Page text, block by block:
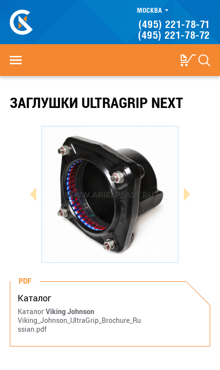
МОСКВА
(495) 221-78-71
(495) 221-78-72
ЗАГЛУШКИ ULTRAGRIP NEXT
PDF
Каталог
КаталогViking Johnson
Viking_Johnson_UltraGrip_Brochure_Ru
ssian.pdf